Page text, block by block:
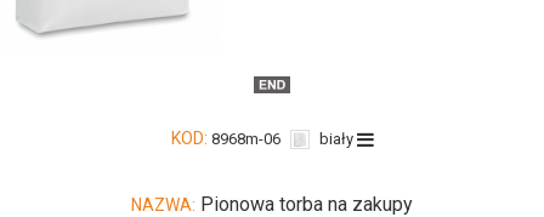
KOD: 8968m-06 biały
NAZWA: Pionowa torba na zakupy